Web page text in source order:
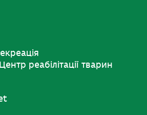
реабілітації тварин